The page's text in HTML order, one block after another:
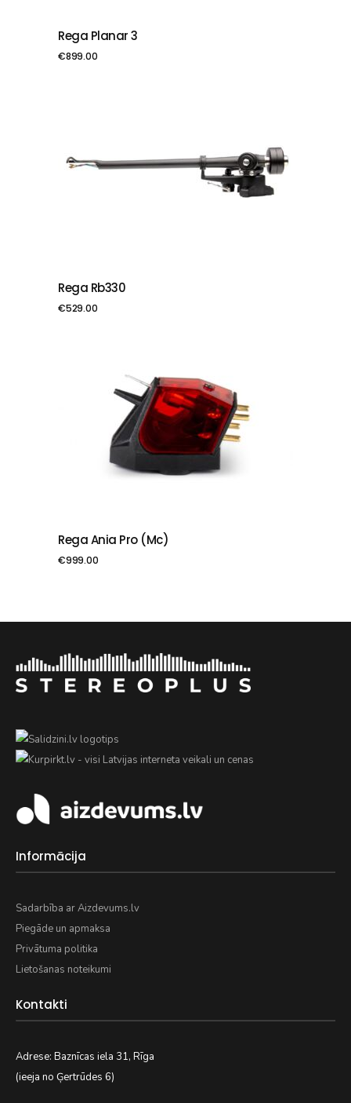
PIEVIENOT GROZAM
Rega Planar 3
€899.00
PIEVIENOT GROZAM
Rega Rb330
€529.00
PIEVIENOT GROZAM
Rega Ania Pro (mc)
€999.00
Informācija
Sadarbība ar Aizdevums.lv
Piegāde un apmaksa
Privātuma politika
Lietošanas noteikumi
Kontakti
Adrese: Baznīcas iela 31, Rīga
(ieeja no Ģertrūdes 6)